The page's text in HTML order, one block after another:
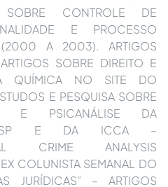
CONTROLE DE
E PROCESSO
(2000 A 2003). ARTIGOS
SOBRE DIREITO E
QUÍMICA NO SITE DO
E PESQUISA SOBRE
E PSICANÁLISE DA
E DA ICCA –
CRIME ANALYSIS
COLUNISTA SEMANAL DO
JURÍDICAS” – ARTIGOS